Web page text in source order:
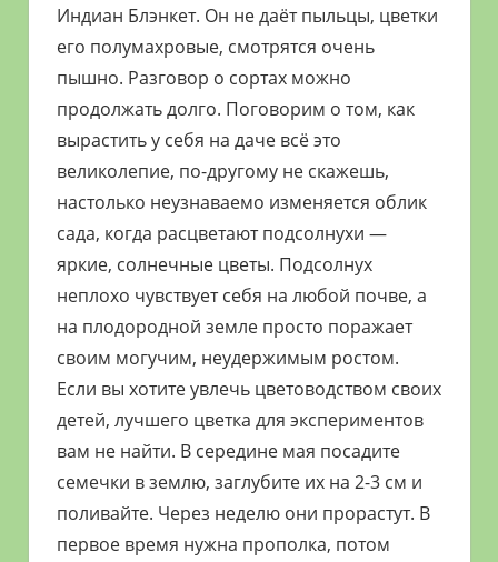
Индиан Блэнкет. Он не даёт пыльцы, цветки
его полумахровые, смотрятся очень
пышно. Разговор о сортах можно
продолжать долго. Поговорим о том, как
вырастить у себя на даче всё это
великолепие, по-другому не скажешь,
настолько неузнаваемо изменяется облик
сада, когда расцветают подсолнухи —
яркие, солнечные цветы. Подсолнух
неплохо чувствует себя на любой почве, а
на плодородной земле просто поражает
своим могучим, неудержимым ростом.
Если вы хотите увлечь цветоводством своих
детей, лучшего цветка для экспериментов
вам не найти. В середине мая посадите
семечки в землю, заглубите их на 2-3 см и
поливайте. Через неделю они прорастут. В
первое время нужна прополка, потом